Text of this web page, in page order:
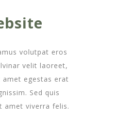
volutpat eros
velit laoreet,
amet egestas erat
Sed quis
amet viverra felis.